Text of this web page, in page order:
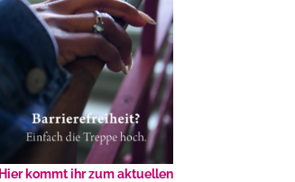
Hier kommt ihr zum aktuellen